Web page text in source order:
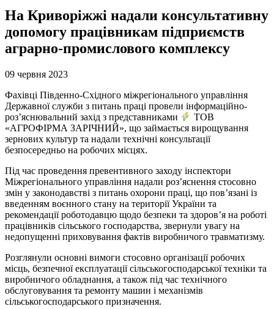
На Криворіжжі надали консультативну
допомогу працівникам підприємств
аграрно-промислового комплексу
09 червня 2023
Фахівці Південно-Східного міжрегіонального управління
Державної служби з питань праці провели інформаційно-
роз’яснювальний захід з представниками
ТОВ
«АГРОФІРМА ЗАРІЧНИЙ», що займається вирощування
зернових культур та надали технічні консультації
безпосередньо на робочих місцях.
Під час проведення превентивного заходу інспектори
Міжрегіонального управління надали роз’яснення стосовно
змін у законодавстві з питань охорони праці, що пов’язані із
введенням воєнного стану на території України та
рекомендації роботодавцю щодо безпеки та здоров’я на роботі
працівників сільського господарства, звернули увагу на
недопущенні приховування фактів виробничого травматизму.
Розглянули основні вимоги стосовно організації робочих
місць, безпечної експлуатації сільськогосподарської техніки та
виробничого обладнання, а також під час технічного
обслуговування та ремонту машин і механізмів
сільськогосподарського призначення.